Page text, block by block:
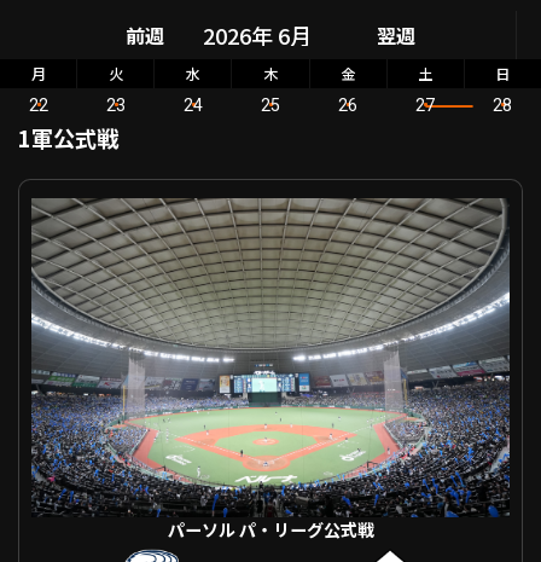
日程･結果
順位表･成績
1軍公式戦
ファーム東地区
ファーム中地区
ファーム西地区
交流戦
選手名鑑
選手名鑑トップ
北海道日本ハムファイターズ
東北楽天ゴールデンイーグルス
埼玉西武ライオンズ
千葉ロッテマリーンズ
オリックス・バファローズ
福岡ソフトバンクホークス
ニュース
設定
前週 翌週
月 火 水 木 金 土 日
22 23 24 25 26 27 28
1軍公式戦
パーソル パ・リーグ公式戦 埼玉西武 VS 北海道日本ハム
パーソル パ・リーグ公式戦